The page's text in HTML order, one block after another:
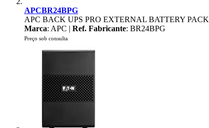
APCBR24BPG
APC BACK UPS PRO EXTERNAL BATTERY PACK
Marca: APC | Ref. Fabricante: BR24BPG
Preço sob consulta